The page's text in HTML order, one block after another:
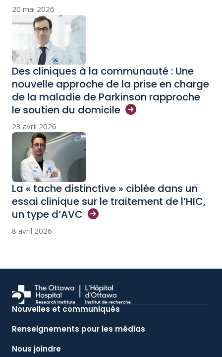
20 mai 2026
Des cliniques à la communauté : Une
nouvelle approche de la prise en charge
de la maladie de Parkinson rapproche
le soutien du domicile
23 avril 2026
La « tache distinctive » ciblée dans un
essai clinique sur le traitement de l’HIC,
un type d’AVC
8 avril 2026
Nouvelles et communiqués
Renseignements pour les médias
Nous joindre